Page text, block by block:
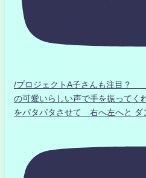
/プロジェクトA子さんも注目
の可愛いらしい声で手を振って
をパタパタさせて 右へ左へと ダ